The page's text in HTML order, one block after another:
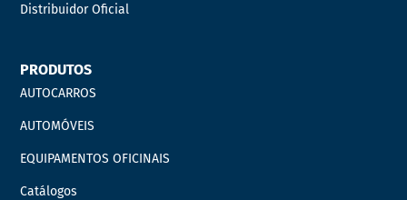
Distribuidor Oficial
PRODUTOS
AUTOCARROS
AUTOMÓVEIS
EQUIPAMENTOS OFICINAIS
Catálogos